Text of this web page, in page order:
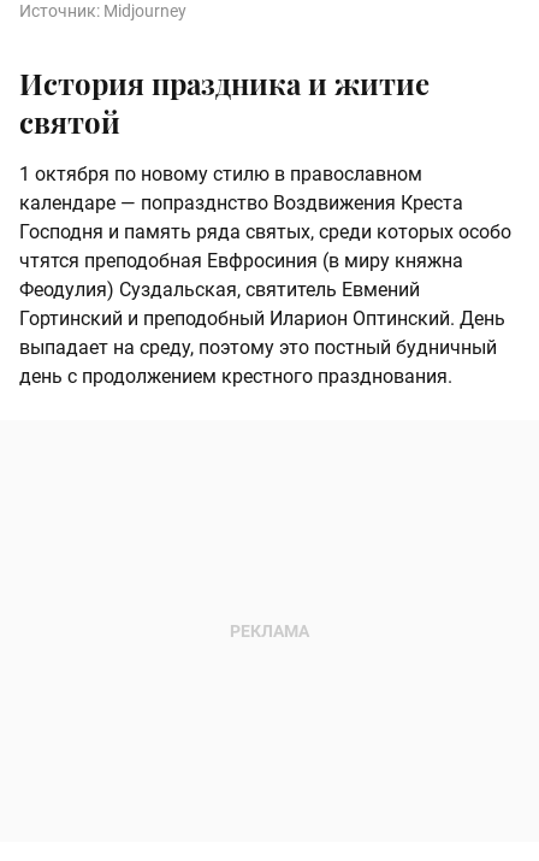
Источник: Midjourney
История праздника и житие
святой
1 октября по новому стилю в православном
календаре — попразднство Воздвижения Креста
Господня и память ряда святых, среди которых особо
чтятся преподобная Евфросиния (в миру княжна
Феодулия) Суздальская, святитель Евмений
Гортинский и преподобный Иларион Оптинский. День
выпадает на среду, поэтому это постный будничный
день с продолжением крестного празднования.